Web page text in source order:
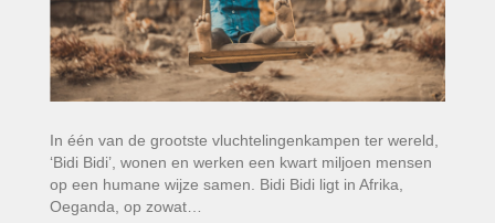
In één van de grootste vluchtelingenkampen ter wereld,
‘Bidi Bidi’, wonen en werken een kwart miljoen mensen
op een humane wijze samen. Bidi Bidi ligt in Afrika,
Oeganda, op zowat…